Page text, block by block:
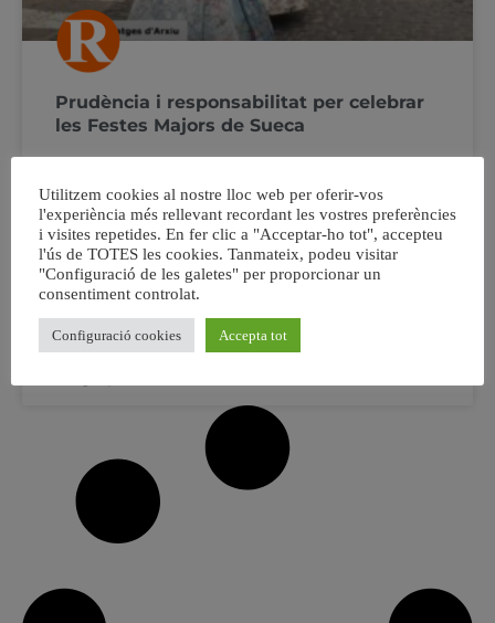
Prudència i responsabilitat per celebrar
les Festes Majors de Sueca
responsabilitat personal per a les Festes Majors del
pròxim setembre El compromís de fer unes Festes, per
tractar de donar un respir a la població després de tants
mesos difícils, té com a contraprestació la
responsabilitat per part de la població de respectar totes
les mesures de seguretat
Utilitzem cookies al nostre lloc web per oferir-vos
l'experiència més rellevant recordant les vostres preferències
i visites repetides. En fer clic a "Acceptar-ho tot", accepteu
l'ús de TOTES les cookies. Tanmateix, podeu visitar
"Configuració de les galetes" per proporcionar un
consentiment controlat.
Configuració cookies Accepta tot